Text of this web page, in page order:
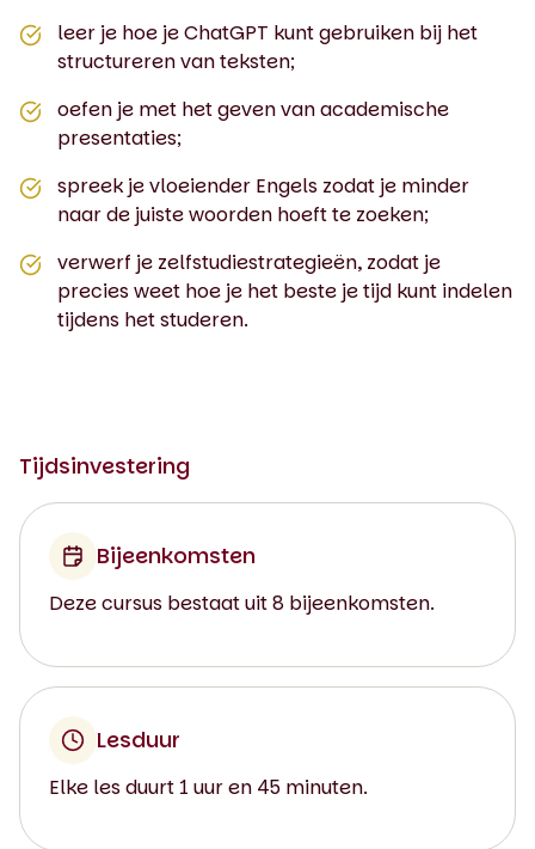
leer je hoe je ChatGPT kunt gebruiken bij het
structureren van teksten;
oefen je met het geven van academische
presentaties;
spreek je vloeiender Engels zodat je minder
naar de juiste woorden hoeft te zoeken;
verwerf je zelfstudiestrategieën, zodat je
precies weet hoe je het beste je tijd kunt indelen
tijdens het studeren.
Tijdsinvestering
Bijeenkomsten
Deze cursus bestaat uit 8 bijeenkomsten.
Lesduur
Elke les duurt 1 uur en 45 minuten.